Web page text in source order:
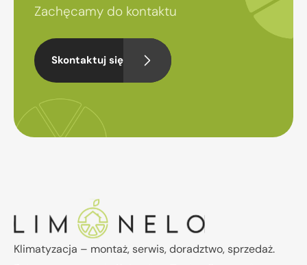
Zachęcamy do kontaktu
Skontaktuj się
Klimatyzacja – montaż, serwis, doradztwo, sprzedaż.